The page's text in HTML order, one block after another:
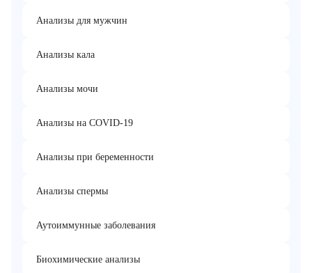
Анализы для мужчин
Анализы кала
Анализы мочи
Анализы на COVID-19
Анализы при беременности
Анализы спермы
Аутоиммунные заболевания
Биохимические анализы